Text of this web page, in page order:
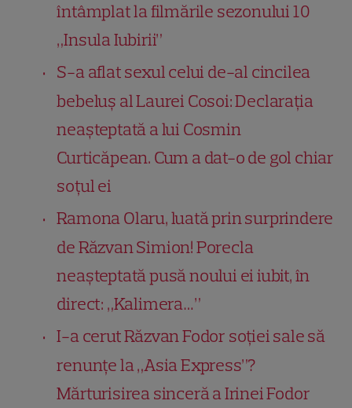
întâmplat la filmările sezonului 10
„Insula Iubirii”
S-a aflat sexul celui de-al cincilea
bebeluș al Laurei Cosoi: Declarația
neașteptată a lui Cosmin
Curticăpean. Cum a dat-o de gol chiar
soțul ei
Ramona Olaru, luată prin surprindere
de Răzvan Simion! Porecla
neașteptată pusă noului ei iubit, în
direct: „Kalimera…”
I-a cerut Răzvan Fodor soției sale să
renunțe la „Asia Express”?
Mărturisirea sinceră a Irinei Fodor